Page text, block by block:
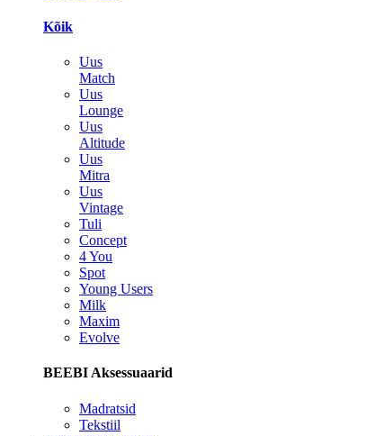
Kõik
Uus
Match
Uus
Lounge
Uus
Altitude
Uus
Mitra
Uus
Vintage
Tuli
Concept
4 You
Spot
Young Users
Milk
Maxim
Evolve
BEEBI Aksessuaarid
Madratsid
Tekstiil